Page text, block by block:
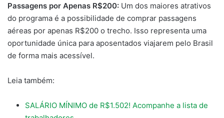
Passagens por Apenas R$200: Um dos maiores atrativos
do programa é a possibilidade de comprar passagens
aéreas por apenas R$200 o trecho. Isso representa uma
oportunidade única para aposentados viajarem pelo Brasil
de forma mais acessível.
Leia também:
SALÁRIO MÍNIMO de R$1.502! Acompanhe a lista de